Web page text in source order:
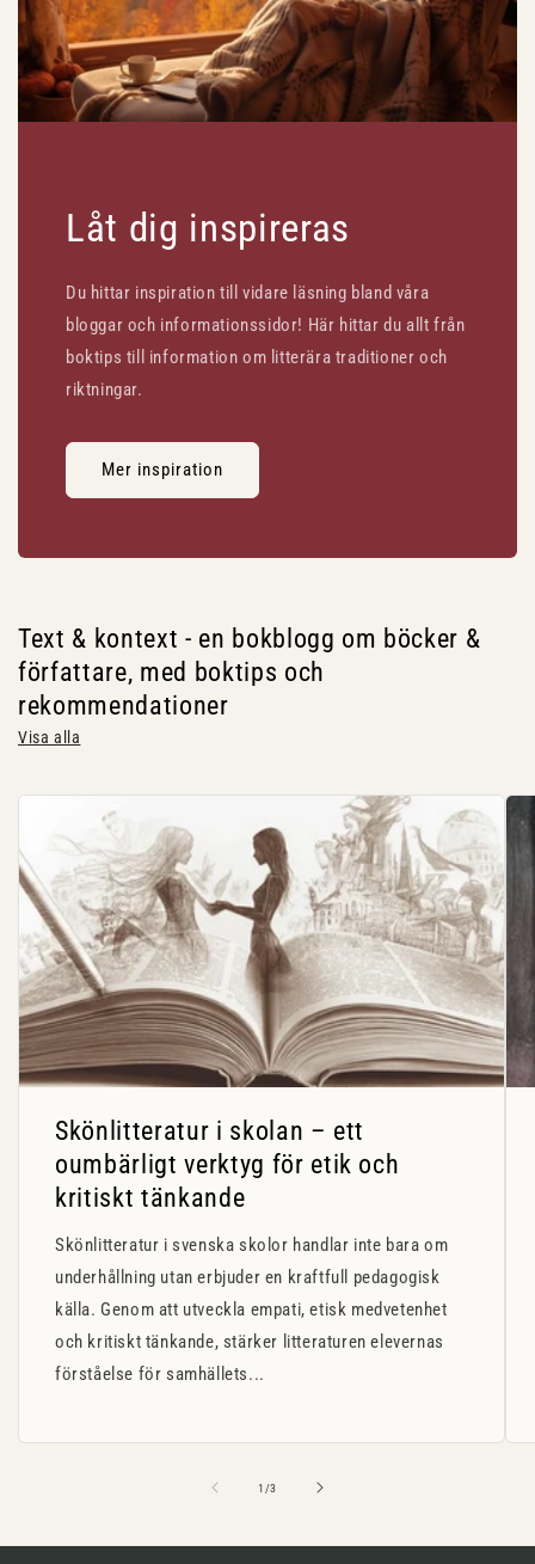
Låt dig inspireras
Du hittar inspiration till vidare läsning bland våra
bloggar och informationssidor! Här hittar du allt från
boktips till information om litterära traditioner och
riktningar.
Mer inspiration
Text & kontext - en bokblogg om böcker &
författare, med boktips och
rekommendationer
Visa alla
Skönlitteratur i skolan – ett
oumbärligt verktyg för etik och
kritiskt tänkande
Skönlitteratur i svenska skolor handlar inte bara om
underhållning utan erbjuder en kraftfull pedagogisk
källa. Genom att utveckla empati, etisk medvetenhet
och kritiskt tänkande, stärker litteraturen elevernas
förståelse för samhällets...
1 /av
3